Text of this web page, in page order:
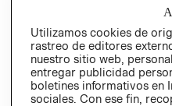
Utilizamos cookies de
rastreo de editores
nuestro sitio web,
entregar publicidad
boletines informativos en
sociales. Con ese fin,